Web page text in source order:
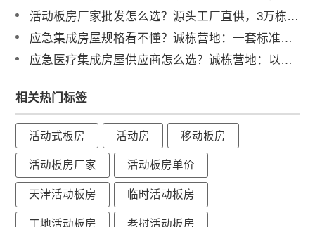
活动板房厂家批发怎么选？源头工厂直供，3万栋年产能助力工程提速
应急集成房屋规格看不懂？诚栋营地：一套标准，多重保障，定义行业品质标杆
应急医疗集成房屋供应商怎么选？诚栋营地：以专业产品守护生命防线，赋能高效应急响应
相关热门标签
活动式板房 活动房 移动板房
活动板房厂家 活动板房单价
天津活动板房 临时活动板房
工地活动板房 老挝活动板房